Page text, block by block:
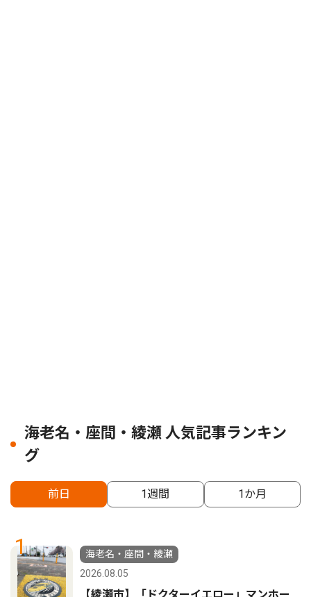
海老名・座間・綾瀬 人気記事ランキン
グ
前日 1週間 1か月
1
海老名・座間・綾瀬
2026.08.05
【綾瀬市】「ドクターイエロー」マンホー